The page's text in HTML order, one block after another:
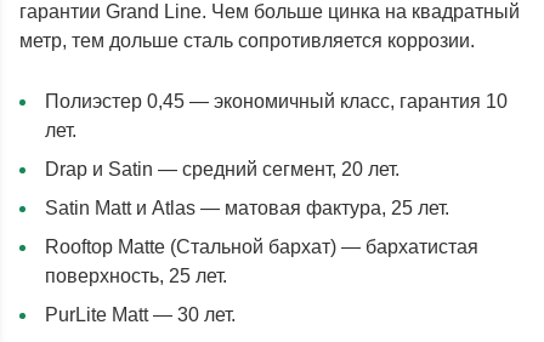
гарантии Grand Line. Чем больше цинка на квадратный
метр, тем дольше сталь сопротивляется коррозии.
Полиэстер 0,45 — экономичный класс, гарантия 10
лет.
Drap и Satin — средний сегмент, 20 лет.
Satin Matt и Atlas — матовая фактура, 25 лет.
Rooftop Matte (Стальной бархат) — бархатистая
поверхность, 25 лет.
PurLite Matt — 30 лет.